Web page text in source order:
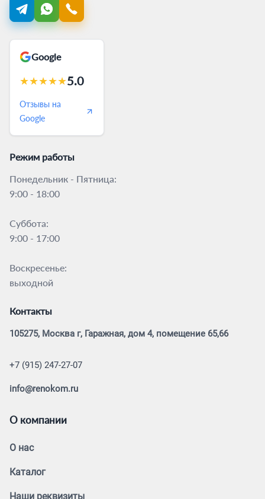
Google
★★★★★5.0
Отзывы на
Google
Режим работы
Понедельник - Пятница:
9:00 - 18:00
Суббота:
9:00 - 17:00
Воскресенье:
выходной
Контакты
105275, Москва г, Гаражная, дом 4, помещение 65,66
+7 (915) 247-27-07
info@renokom.ru
О компании
О нас
Каталог
Наши реквизиты